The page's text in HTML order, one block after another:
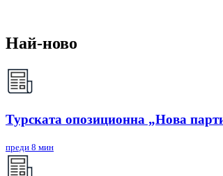
Най-ново
Турската опозиционна „Нова
преди 8 мин